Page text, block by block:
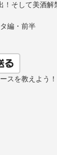
そして美酒解
編・前半
スを教えよう！